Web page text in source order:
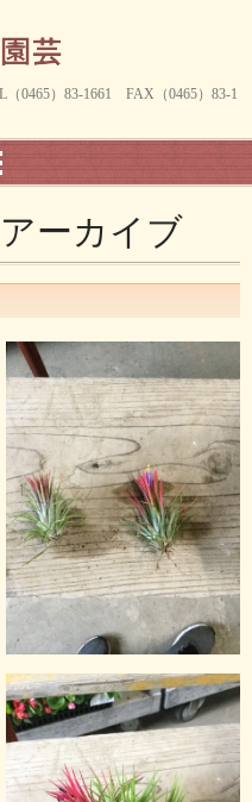
0465）83-1661 FAX（0465）83-1
ーカイブ